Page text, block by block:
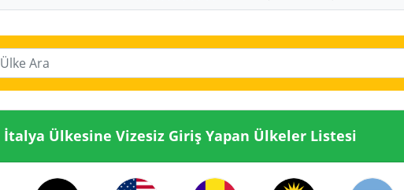
Ülke Ara
İtalya Ülkesine Vizesiz Giriş Yapan Ülkeler Listesi